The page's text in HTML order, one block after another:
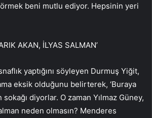
beni mutlu ediyor. Hepsinin yeri
AKAN, İLYAS SALMAN’
yaptığını söyleyen Durmuş Yiğit,
eksik olduğunu belirterek, ‘Buraya
diyorlar. O zaman Yılmaz Güney,
neden olmasın? Menderes